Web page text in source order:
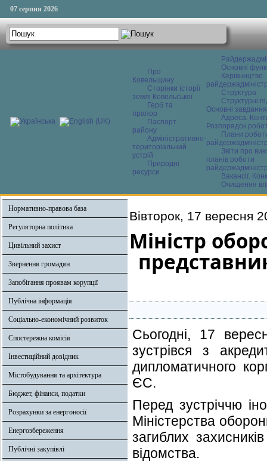
07 серпня 2026
Про
Ковельщину
Сторінки історії
землі Ковельської
Герб та
прапор
Паспорт
району
Адміністративно-
територіальний
устрій
Природні
ресурси
Основні
Керівництво
Структура
Структурні
Основні завдання
Адреса.
Розпорядок
Плани
Звіти про
планів роботи
Вакансії.
Очищення
Нормативно-правова база
Регуляторна політика
Цивільний захист
Звернення громадян
Запобігання проявам корупції
Публічна інформація
Соціально-економічний розвиток
Спостережна комісія
Інвестиційний довідник
Містобудування та архітектура
Бюджет, фінанси, податки
Розрахунки за енергоносії
Енергозбереження
Публічні закупівлі
Вівторок, 17 вересня
Міністр
Сьогодні, 17
зустрівся з
дипломатичного
ЄС.
Перед зустріччю
Міністерства
загиблих
відомства.